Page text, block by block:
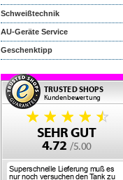
Schweißtechnik
AU-Geräte Service
Geschenktipp